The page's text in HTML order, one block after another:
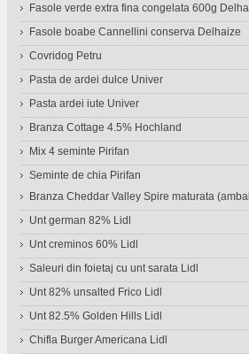
Fasole verde extra fina congelata 600g
Fasole boabe Cannellini conserva Delhaize
Covridog Petru
Pasta de ardei dulce Univer
Pasta ardei iute Univer
Branza Cottage 4.5% Hochland
Mix 4 seminte Pirifan
Seminte de chia Pirifan
Branza Cheddar Valley Spire maturata
Unt german 82% Lidl
Unt creminos 60% Lidl
Saleuri din foietaj cu unt sarata Lidl
Unt 82% unsalted Frico Lidl
Unt 82.5% Golden Hills Lidl
Chifla Burger Americana Lidl